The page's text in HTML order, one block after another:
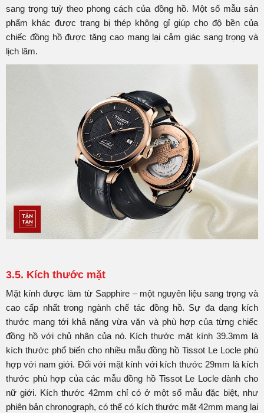
sang trọng tuỳ theo phong cách của đồng hồ. Một số mẫu sản
phẩm khác được trang bị thép không gỉ giúp cho độ bền của
chiếc đồng hồ được tăng cao mang lại cảm giác sang trọng và
lịch lãm.
3.5. Kích thước mặt
Mặt kính được làm từ Sapphire – một nguyên liệu sang trọng và
cao cấp nhất trong ngành chế tác đồng hồ. Sự đa dạng kích
thước mang tới khả năng vừa vặn và phù hợp của từng chiếc
đồng hồ với chủ nhân của nó. Kích thước mặt kính 39.3mm là
kích thước phổ biến cho nhiều mẫu đồng hồ Tissot Le Locle phù
hợp với nam giới. Đối với mặt kính với kích thước 29mm là kích
thước phù hợp của các mẫu đồng hồ Tissot Le Locle dành cho
nữ giới. Kích thước 42mm chỉ có ở một số mẫu đặc biệt, như
phiên bản chronograph, có thể có kích thước mặt 42mm mang lại